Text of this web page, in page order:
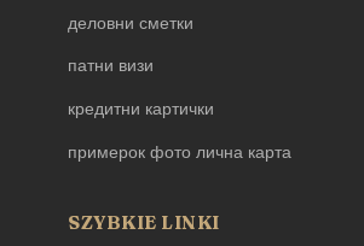
деловни сметки
патни визи
кредитни картички
примерок фото лична карта
SZYBKIE LINKI